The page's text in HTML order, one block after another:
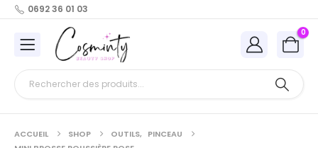
0692 36 01 03
0
ACCUEIL SHOP OUTILS, PINCEAU